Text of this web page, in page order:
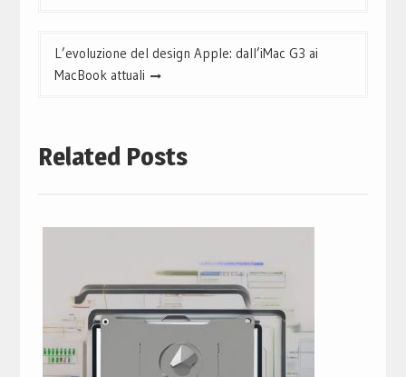
L’evoluzione del design Apple: dall’iMac G3 ai
MacBook attuali
Related Posts